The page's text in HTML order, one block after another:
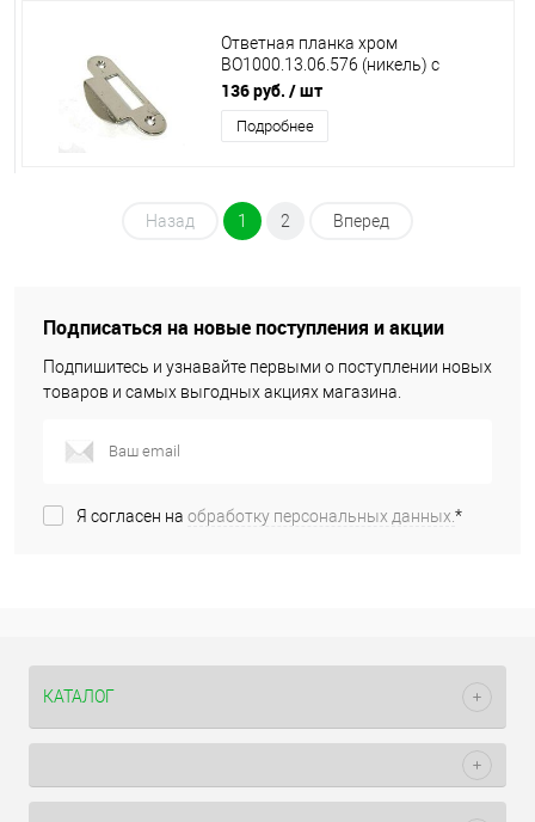
Ответная планка хром
ВО1000.13.06.576 (никель) с
языком короткая
136 руб. / шт
Подробнее
Назад 1 2 Вперед
Подписаться на новые поступления и акции
Подпишитесь и узнавайте первыми о поступлении новых
товаров и самых выгодных акциях магазина.
Я согласен на обработку персональных данных.*
КАТАЛОГ